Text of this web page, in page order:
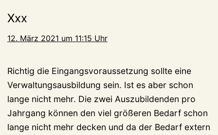
Xxx
12. März 2021 um 11:15 Uhr
Richtig die Eingangsvoraussetzung sollte eine
Verwaltungsausbildung sein. Ist es aber schon
lange nicht mehr. Die zwei Auszubildenden pro
Jahrgang können den viel größeren Bedarf schon
lange nicht mehr decken und da der Bedarf extern